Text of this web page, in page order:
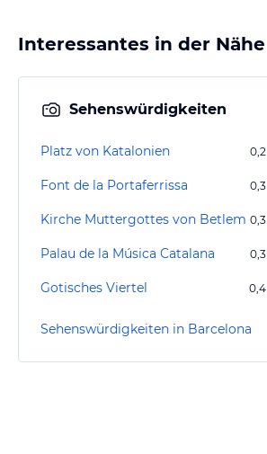
Interessantes in der Nähe
Sehenswürdigkeiten
Platz von Katalonien 0,2
Font de la Portaferrissa 0,3
Kirche Muttergottes von Betlem 0,3
Palau de la Música Catalana 0,3
Gotisches Viertel 0,4
Sehenswürdigkeiten in Barcelona